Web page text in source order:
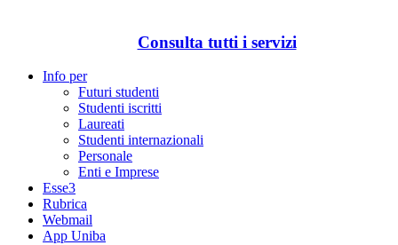
Consulta tutti i servizi
Info per
Futuri studenti
Studenti iscritti
Laureati
Studenti internazionali
Personale
Enti e Imprese
Esse3
Rubrica
Webmail
App Uniba